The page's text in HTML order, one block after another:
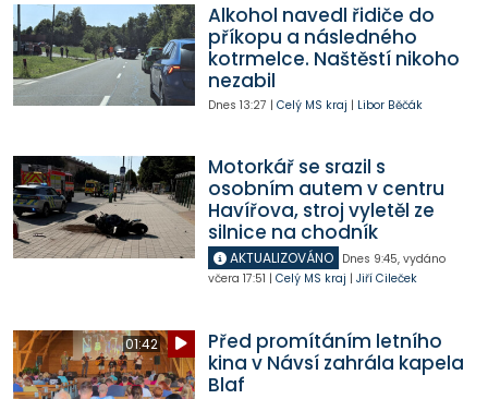
Alkohol navedl řidiče do
příkopu a následného
kotrmelce. Naštěstí nikoho
nezabil
Dnes 13:27 | Celý MS kraj | Libor Běčák
Motorkář se srazil s
osobním autem v centru
Havířova, stroj vyletěl ze
silnice na chodník
AKTUALIZOVÁNO Dnes 9:45, vydáno
včera 17:51 | Celý MS kraj | Jiří Cileček
01:42
Před promítáním letního
kina v Návsí zahrála kapela
Blaf